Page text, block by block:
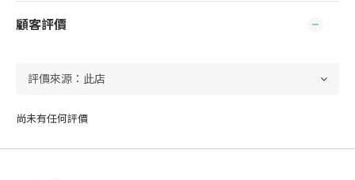
顧客評價
尚未有任何評價